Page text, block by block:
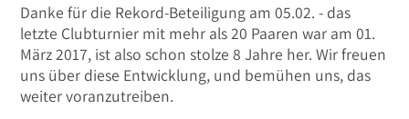
Danke für die Rekord-Beteiligung am 05.02. - das
letzte Clubturnier mit mehr als 20 Paaren war am 01.
März 2017, ist also schon stolze 8 Jahre her. Wir freuen
uns über diese Entwicklung, und bemühen uns, das
weiter voranzutreiben.